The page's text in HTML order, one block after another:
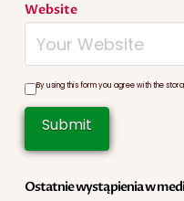
Website
By using this form you agree with the
Ostatnie wystąpienia w